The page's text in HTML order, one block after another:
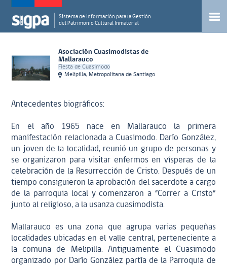
Sistema de Información para la Gestión
del Patrimonio Cultural Inmaterial
Asociación Cuasimodistas de
Mallarauco
Fiesta de Cuasimodo
Melipilla, Metropolitana de Santiago
Antecedentes biográficos:
En el año 1965 nace en Mallarauco la primera
manifestación relacionada a Cuasimodo. Darío González,
un joven de la localidad, reunió un grupo de personas y
se organizaron para visitar enfermos en vísperas de la
celebración de la Resurrección de Cristo. Después de un
tiempo consiguieron la aprobación del sacerdote a cargo
de la parroquia local y comenzaron a “Correr a Cristo”
junto al religioso, a la usanza cuasimodista.
Mallarauco es una zona que agrupa varias pequeñas
localidades ubicadas en el valle central, perteneciente a
la comuna de Melipilla. Antiguamente el Cuasimodo
organizado por Darío González partía de la Parroquia de